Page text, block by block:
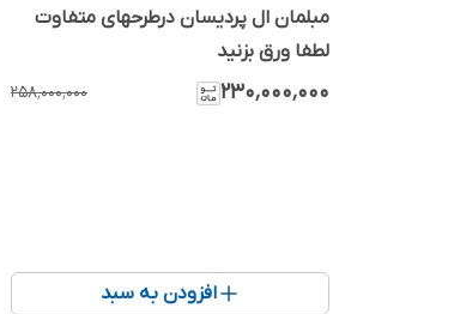
مبلمان ال پردیسان درطرحهای متفاوت
لطفا ورق بزنید
۲۳۰٬۰۰۰٬۰۰۰ ۲۵۸٬۰۰۰٬۰۰۰
افزودن به سبد